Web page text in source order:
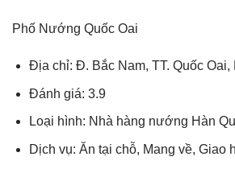
Phố Nướng Quốc Oai
Địa chỉ: Đ. Bắc Nam, TT. Quốc Oai,
Đánh giá: 3.9
Loại hình: Nhà hàng nướng Hàn
Dịch vụ: Ăn tại chỗ, Mang về, Giao